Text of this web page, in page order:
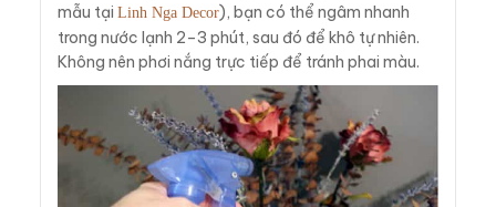
mẫu tại Linh Nga Decor), bạn có thể ngâm nhanh
trong nước lạnh 2–3 phút, sau đó để khô tự nhiên.
Không nên phơi nắng trực tiếp để tránh phai màu.